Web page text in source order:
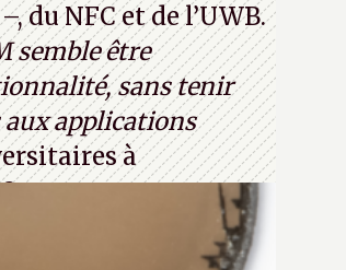
NFC et de l’UWB.
semble être
sans tenir
aux applications
à
photo : Pexels -